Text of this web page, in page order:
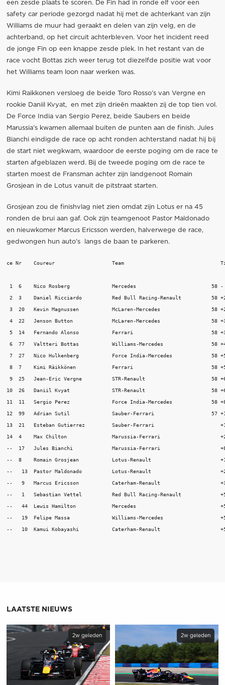
een zesde plaats te scoren. De Fin had in ronde elf voor een
safety car periode gezorgd nadat hij met de achterkant van zijn
Williams de muur had geraakt en delen van zijn velg, en de
achterband, op het circuit achterbleven. Voor het incident reed
de jonge Fin op een knappe zesde plek. In het restant van de
race vocht Bottas zich weer terug tot diezelfde positie wat voor
het Williams team loon naar werken was.
Kimi Raikkonen versloeg de beide Toro Rosso’s van Vergne en
rookie Daniil Kvyat, en met zijn drieën maakten zij de top tien vol.
De Force India van Sergio Perez, beide Saubers en beide
Marussia’s kwamen allemaal buiten de punten aan de finish. Jules
Bianchi eindigde de race op acht ronden achterstand nadat hij bij
de start niet wegkwam, waardoor de eerste poging om de race te
starten afgeblazen werd. Bij de tweede poging om de race te
starten moest de Fransman achter zijn landgenoot Romain
Grosjean in de Lotus vanuit de pitstraat starten.
Grosjean zou de finishvlag niet zien omdat zijn Lotus er na 45
ronden de brui aan gaf. Ook zijn teamgenoot Pastor Maldonado
en nieuwkomer Marcus Ericsson werden, halverwege de race,
gedwongen hun auto’s langs de baan te parkeren.
ce Nr    Coureur                   Team
1  6    Nico Rosberg              Mercedes                         58
2  3    Daniel Ricciardo          Red Bull Racing-Renault          58
3  20   Kevin Magnussen           McLaren-Mercedes                 58
4  22   Jenson Button             McLaren-Mercedes                 58
5  14   Fernando Alonso           Ferrari                          58
6  77   Valtteri Bottas           Williams-Mercedes                58
7  27   Nico Hulkenberg           Force India-Mercedes             58
8  7    Kimi Räikkönen            Ferrari                          58
9  25   Jean-Eric Vergne          STR-Renault                      58
10  26   Daniil Kvyat              STR-Renault                      58
11  11   Sergio Perez              Force India-Mercedes             58
12  99   Adrian Sutil              Sauber-Ferrari                   57 +1
13  21   Esteban Gutierrez         Sauber-Ferrari                      +1
14  4    Max Chilton               Marussia-Ferrari                    +2
--  17   Jules Bianchi             Marussia-Ferrari                    +8
--  8    Romain Grosjean           Lotus-Renault
--   13  Pastor Maldonado          Lotus-Renault
--   9   Marcus Ericsson           Caterham-Renault
--   1   Sebastian Vettel          Red Bull Racing-Renault
--   44  Lewis Hamilton            Mercedes
--   19  Felipe Massa              Williams-Mercedes
LAATSTE NIEUWS
2w geleden 2w geleden